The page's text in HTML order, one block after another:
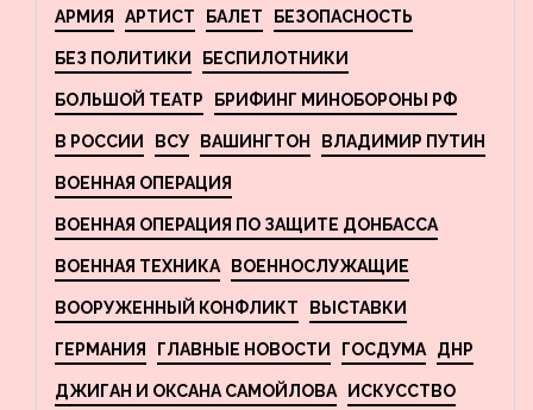
АРМИЯ АРТИСТ БАЛЕТ БЕЗОПАСНОСТЬ
БЕЗ ПОЛИТИКИ БЕСПИЛОТНИКИ
БОЛЬШОЙ ТЕАТР БРИФИНГ МИНОБОРОНЫ РФ
В РОССИИ ВСУ ВАШИНГТОН ВЛАДИМИР ПУТИН
ВОЕННАЯ ОПЕРАЦИЯ
ВОЕННАЯ ОПЕРАЦИЯ ПО ЗАЩИТЕ ДОНБАССА
ВОЕННАЯ ТЕХНИКА ВОЕННОСЛУЖАЩИЕ
ВООРУЖЕННЫЙ КОНФЛИКТ ВЫСТАВКИ
ГЕРМАНИЯ ГЛАВНЫЕ НОВОСТИ ГОСДУМА ДНР
ДЖИГАН И ОКСАНА САМОЙЛОВА ИСКУССТВО